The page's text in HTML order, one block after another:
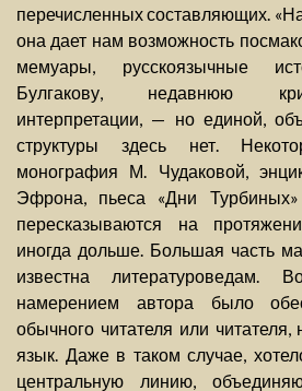
перечисленных составляющих.
она дает нам возможность
мемуары, русскоязычные
Булгакову, недавнюю
интерпретации, — но единой,
структуры здесь нет.
монография М. Чудаковой,
Эфрона, пьеса «Дни
пересказываются на
иногда дольше. Большая часть
известна литературоведам.
намерением автора было
обычного читателя или
язык. Даже в таком случае,
центральную линию,